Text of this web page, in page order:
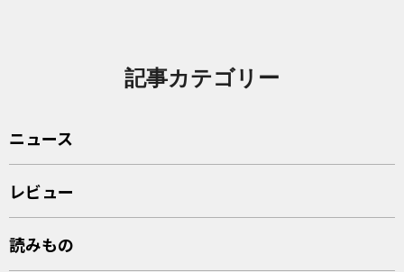
記事カテゴリー
ニュース
レビュー
読みもの